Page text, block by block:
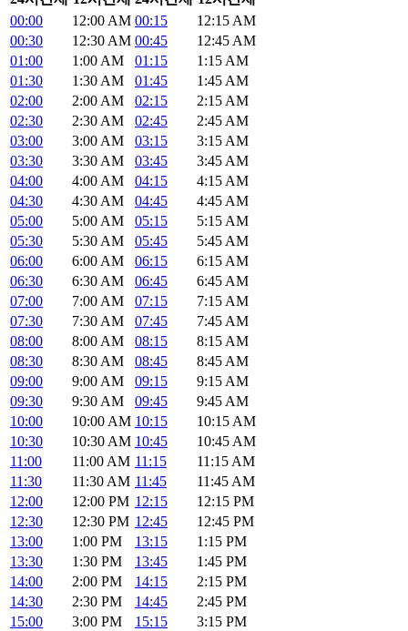
00:00
12:00 AM 00:15
12:15 AM
00:30
12:30 AM 00:45
12:45 AM
01:00
1:00 AM 01:15
1:15 AM
01:30
1:30 AM 01:45
1:45 AM
02:00
2:00 AM 02:15
2:15 AM
02:30
2:30 AM 02:45
2:45 AM
03:00
3:00 AM 03:15
3:15 AM
03:30
3:30 AM 03:45
3:45 AM
04:00
4:00 AM 04:15
4:15 AM
04:30
4:30 AM 04:45
4:45 AM
05:00
5:00 AM 05:15
5:15 AM
05:30
5:30 AM 05:45
5:45 AM
06:00
6:00 AM 06:15
6:15 AM
06:30
6:30 AM 06:45
6:45 AM
07:00
7:00 AM 07:15
7:15 AM
07:30
7:30 AM 07:45
7:45 AM
08:00
8:00 AM 08:15
8:15 AM
08:30
8:30 AM 08:45
8:45 AM
09:00
9:00 AM 09:15
9:15 AM
09:30
9:30 AM 09:45
9:45 AM
10:00
10:00 AM 10:15
10:15 AM
10:30
10:30 AM 10:45
10:45 AM
11:00
11:00 AM 11:15
11:15 AM
11:30
11:30 AM 11:45
11:45 AM
12:00
12:00 PM 12:15
12:15 PM
12:30
12:30 PM 12:45
12:45 PM
13:00
1:00 PM 13:15
1:15 PM
13:30
1:30 PM 13:45
1:45 PM
14:00
2:00 PM 14:15
2:15 PM
14:30
2:30 PM 14:45
2:45 PM
15:00
3:00 PM 15:15
3:15 PM